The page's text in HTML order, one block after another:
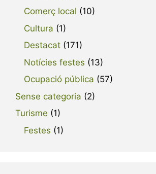
Comerç local (10)
Cultura (1)
Destacat (171)
Notícies festes (13)
Ocupació pública (57)
Sense categoria (2)
Turisme (1)
Festes (1)